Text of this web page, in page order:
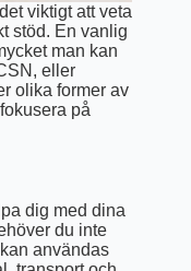
viktigt att veta
stöd. En vanlig
man kan
eller
olika former av
på
dig med dina
du inte
användas